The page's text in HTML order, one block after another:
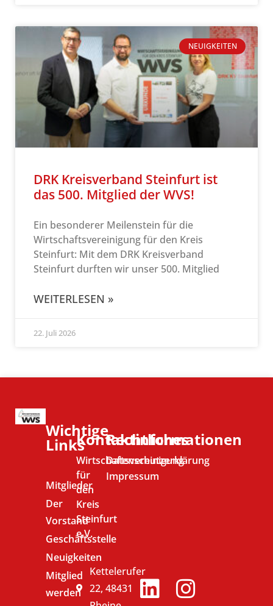
NEUIGKEITEN
DRK Kreisverband Steinfurt ist
das 500. Mitglied der WVS!
Ein besonderer Meilenstein für die
Wirtschaftsvereinigung für den Kreis
Steinfurt: Mit dem DRK Kreisverband
Steinfurt durften wir unser 500. Mitglied
WEITERLESEN »
22. Juli 2026
Wichtige
Links
Mitglieder
Der
Vorstand
Geschäftsstelle
Neuigkeiten
Mitglied
werden
Kontaktinformationen
Wirtschaftsvereinigung
für
den
Kreis
Steinfurt
e.V.
Kettelerufer
22, 48431
Rechtliches
Datenschutzerklärung
Impressum